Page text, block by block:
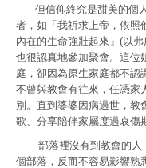
但信仰終究是甜美的個人
者，如「我祈求上帝，依照
內在的生命強壯起來」(以
也很認真地參加聚會。這位
庭，卻因為原生家庭都不認
不曾與教會有往來，任憑家
別。直到婆婆因病過世，教
歌、分享陪伴家屬度過哀傷
部落裡沒有到教會的人
個部落，反而不容易影響熟